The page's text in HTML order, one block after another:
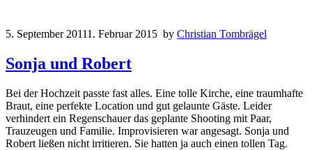
5. September 20111. Februar 2015 by Christian Tombrägel
Sonja und Robert
Bei der Hochzeit passte fast alles. Eine tolle Kirche, eine traumhafte
Braut, eine perfekte Location und gut gelaunte Gäste. Leider
verhindert ein Regenschauer das geplante Shooting mit Paar,
Trauzeugen und Familie. Improvisieren war angesagt. Sonja und
Robert ließen nicht irritieren. Sie hatten ja auch einen tollen Tag.